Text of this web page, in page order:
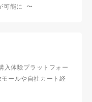
可能に 〜
入体験プラットフォー
ールや自社カート経